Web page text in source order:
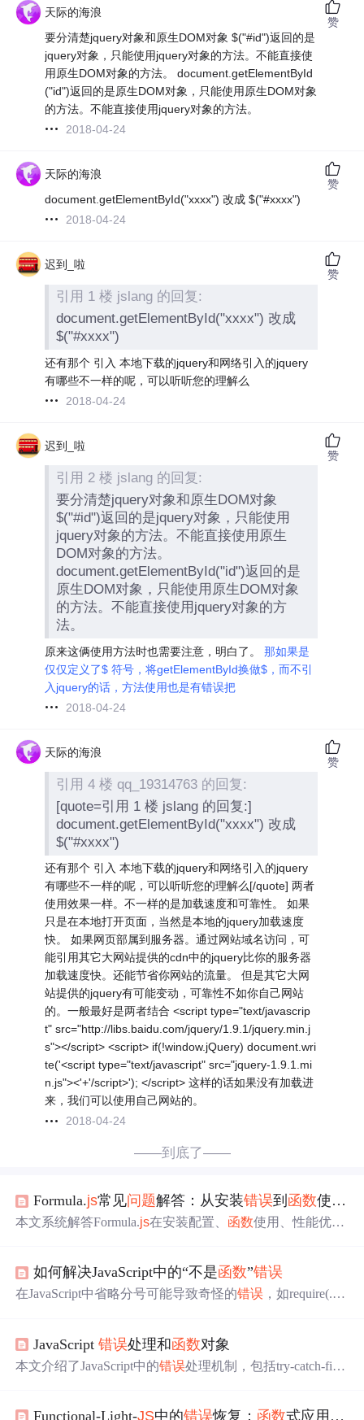
天际的海浪
要分清楚jquery对象和原生DOM对象 $("#id")返回的是
jquery对象，只能使用jquery对象的方法。不能直接使
用原生DOM对象的方法。 document.getElementById
("id")返回的是原生DOM对象，只能使用原生DOM对象
的方法。不能直接使用jquery对象的方法。
2018-04-24
赞
天际的海浪
document.getElementById("xxxx") 改成 $("#xxxx")
2018-04-24
赞
迟到_啦
引用 1 楼 jslang 的回复:
document.getElementById("xxxx") 改成
$("#xxxx")
还有那个 引入 本地下载的jquery和网络引入的jquery
有哪些不一样的呢，可以听听您的理解么
2018-04-24
赞
迟到_啦
引用 2 楼 jslang 的回复:
要分清楚jquery对象和原生DOM对象
$("#id")返回的是jquery对象，只能使用
jquery对象的方法。不能直接使用原生
DOM对象的方法。
document.getElementById("id")返回的是
原生DOM对象，只能使用原生DOM对象
的方法。不能直接使用jquery对象的方
法。
原来这俩使用方法时也需要注意，明白了。那如果是
仅仅定义了$ 符号，将getElementById换做$，而不引
入jquery的话，方法使用也是有错误把
2018-04-24
赞
天际的海浪
引用 4 楼 qq_19314763 的回复:
[quote=引用 1 楼 jslang 的回复:]
document.getElementById("xxxx") 改成
$("#xxxx")
还有那个 引入 本地下载的jquery和网络引入的jquery
有哪些不一样的呢，可以听听您的理解么[/quote] 两者
使用效果一样。不一样的是加载速度和可靠性。 如果
只是在本地打开页面，当然是本地的jquery加载速度
快。 如果网页部属到服务器。通过网站域名访问，可
能引用其它大网站提供的cdn中的jquery比你的服务器
加载速度快。还能节省你网站的流量。 但是其它大网
站提供的jquery有可能变动，可靠性不如你自己网站
的。一般最好是两者结合 <script type="text/javascrip
t" src="http://libs.baidu.com/jquery/1.9.1/jquery.min.j
s"></script> <script> if(!window.jQuery) document.wri
te('<script type="text/javascript" src="jquery-1.9.1.mi
n.js"><'+'/script>'); </script> 这样的话如果没有加载进
来，我们可以使用自己网站的。
2018-04-24
赞
——到底了——
Formula.js常见问题解答：从安装错误到 函数使用难题的完整指南
本文系统解答Formula.js在安装配置、 函数使用、性能优
理）、缺失函数说明、数组公式用法、缓存与Web Worker
性能优化、#VALUE!等错误处理、React集成示例、自定义
如何解决JavaScript中的“不是函数”错误
在JavaScript中省略分号可能导致奇怪的错误 ，如require(...)
或使用顶级await替代。
JavaScript错误处理和函数对象
本文介绍了JavaScript中的错误处理机制，包括try-catch-final
Functional-Light-JS中的错误恢复： 函数式应用的容错机制